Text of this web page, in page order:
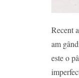
Recent
am
este o